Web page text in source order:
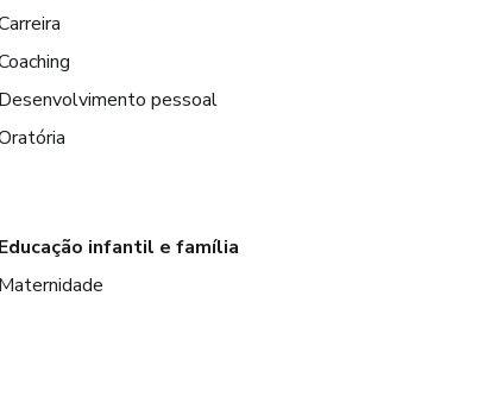
Desenvolvimento pessoal
Educação infantil e família
Maternidade